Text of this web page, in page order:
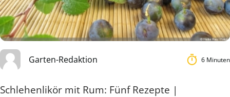
Garten-Redaktion 6 Minuten
Schlehenlikör mit Rum: Fünf Rezepte |